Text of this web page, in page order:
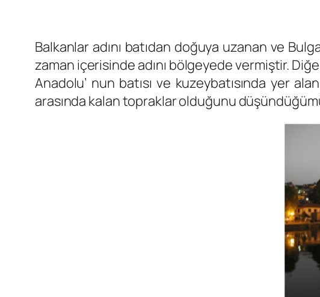
Balkanlar adını batıdan doğuya uzanan ve
zaman içerisinde adını bölgeyede vermiştir.
Anadolu’ nun batısı ve kuzeybatısında yer
arasında kalan topraklar olduğunu